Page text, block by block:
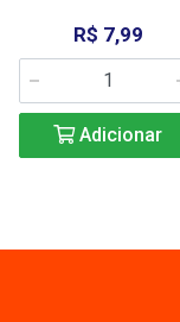
R$ 7,99
Adicionar